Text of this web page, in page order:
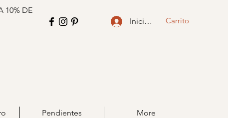
Iniciar sesiónCarrito
10% DE
Pendientes More